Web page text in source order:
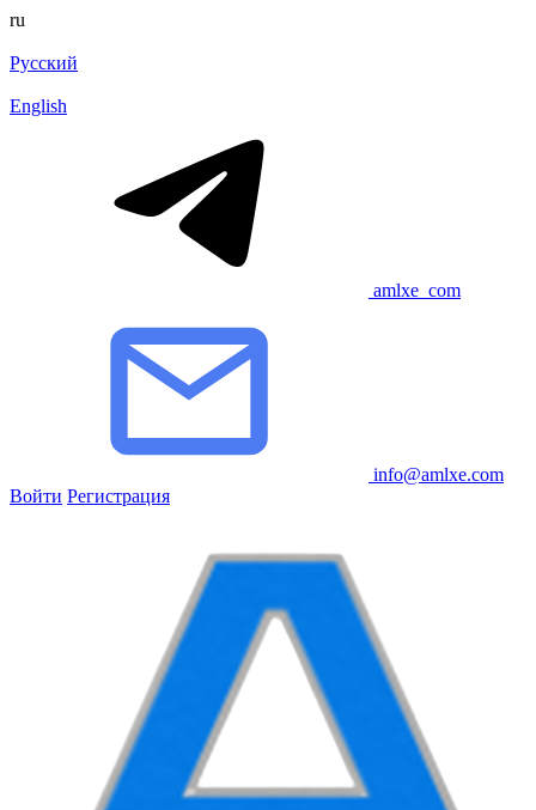
ru
Русский
English
amlxe_com
info@amlxe.com
Войти Регистрация